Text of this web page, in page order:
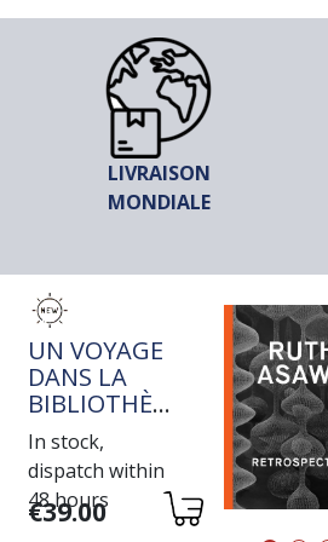
LIVRAISON
MONDIALE
TITRE
UN VOYAGE
DANS LA
BIBLIOTHÈQUE
DE JEAN-
MICHEL
COULON
In stock,
dispatch within
48 hours
Variations
€39.00